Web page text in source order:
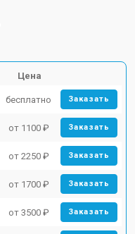
Цена
бесплатно Заказать
от 1100 ₽ Заказать
от 2250 ₽ Заказать
от 1700 ₽ Заказать
от 3500 ₽ Заказать